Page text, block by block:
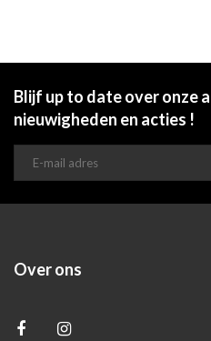
Blijf up to date over onze
nieuwigheden en acties !
Over ons